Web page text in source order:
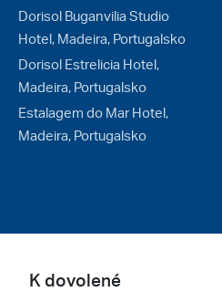
Dorisol Buganvilia Studio
Hotel, Madeira, Portugalsko
Dorisol Estrelicia Hotel,
Madeira, Portugalsko
Estalagem do Mar Hotel,
Madeira, Portugalsko
K dovolené